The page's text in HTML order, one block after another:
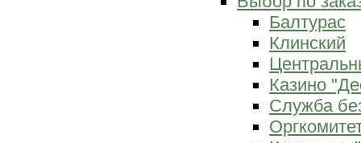
Балтурас
Клинский
Казино
Служба